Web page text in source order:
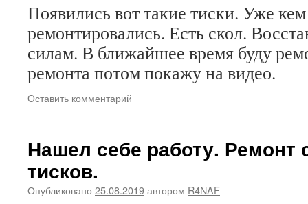
Появились вот такие тиски. Уже
ремонтировались. Есть скол.
силам. В ближайшее время буду
ремонта потом покажу на видео.
Оставить комментарий
Нашел себе работу. Ремонт
тисков.
Опубликовано 25.08.2019автором R4NAF